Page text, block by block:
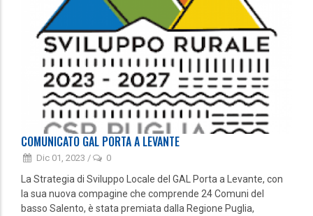
COMUNICATO GAL PORTA A LEVANTE
Dic 01, 2023 / 0
La Strategia di Sviluppo Locale del GAL Porta a Levante, con
la sua nuova compagine che comprende 24 Comuni del
basso Salento, è stata premiata dalla Regione Puglia,